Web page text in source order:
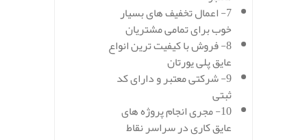
7- اعمال تخفیف های بسیار
خوب برای تمامی مشتریان
8- فروش با کیفیت ترین انواع
عایق پلی یورتان
9- شرکتی معتبر و دارای کد
ثبتی
10- مجری انجام پروژه های
عایق کاری در سراسر نقاط